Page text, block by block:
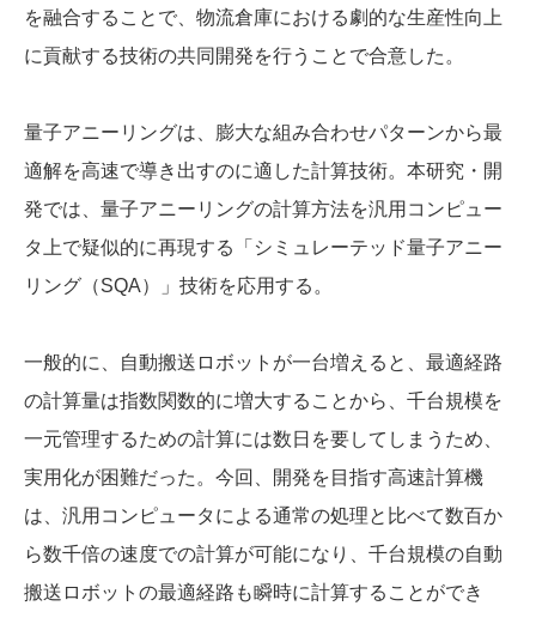
を融合することで、物流倉庫における劇的な生産性向上
に貢献する技術の共同開発を行うことで合意した。
量子アニーリングは、膨大な組み合わせパターンから最
適解を高速で導き出すのに適した計算技術。本研究・開
発では、量子アニーリングの計算方法を汎用コンピュー
タ上で疑似的に再現する「シミュレーテッド量子アニー
リング（SQA）」技術を応用する。
一般的に、自動搬送ロボットが一台増えると、最適経路
の計算量は指数関数的に増大することから、千台規模を
一元管理するための計算には数日を要してしまうため、
実用化が困難だった。今回、開発を目指す高速計算機
は、汎用コンピュータによる通常の処理と比べて数百か
ら数千倍の速度での計算が可能になり、千台規模の自動
搬送ロボットの最適経路も瞬時に計算することができ